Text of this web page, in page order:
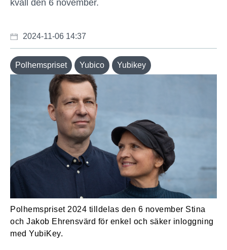
kväll den 6 november.
2024-11-06 14:37
Polhemspriset Yubico Yubikey
Polhemspriset 2024 tilldelas den 6 november Stina
och Jakob Ehrensvärd för enkel och säker inloggning
med YubiKey.